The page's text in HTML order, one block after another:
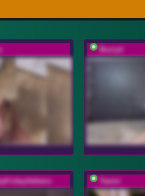
Buzzyd
Taanni